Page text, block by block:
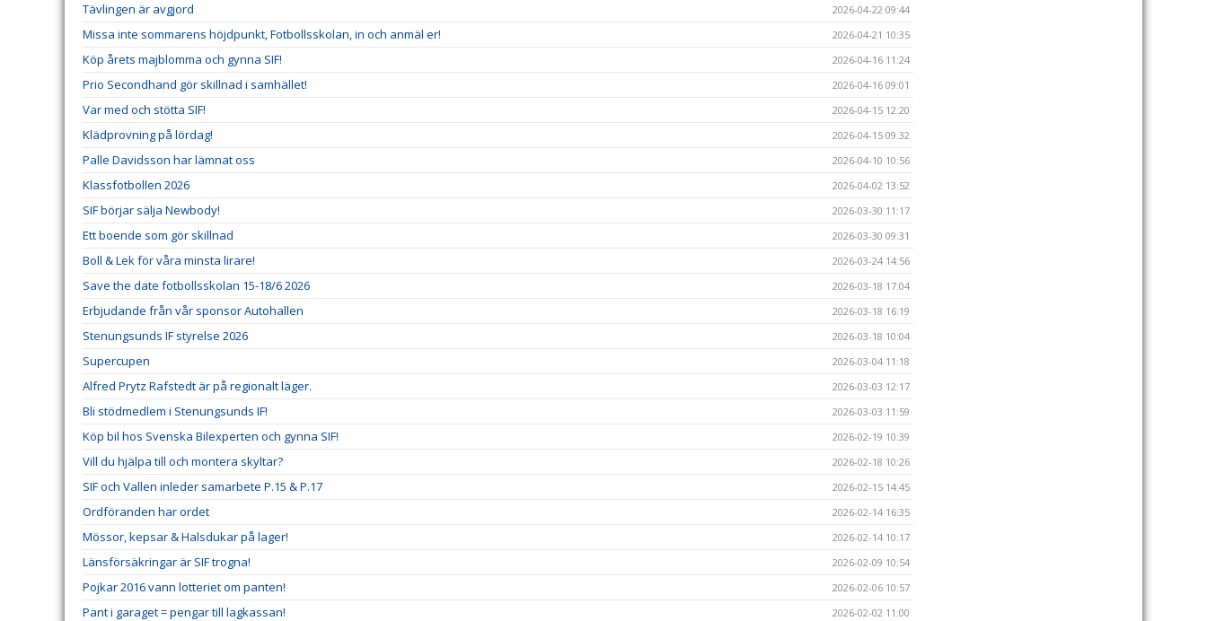
Tävlingen är avgjord 2026-04-22 09:44
Missa inte sommarens höjdpunkt, Fotbollsskolan, in och anmäl er! 2026-04-21 10:35
Köp årets majblomma och gynna SIF! 2026-04-16 11:24
Prio Secondhand gör skillnad i samhället! 2026-04-16 09:01
Var med och stötta SIF! 2026-04-15 12:20
Klädprovning på lördag! 2026-04-15 09:32
Palle Davidsson har lämnat oss 2026-04-10 10:56
Klassfotbollen 2026 2026-04-02 13:52
SIF börjar sälja Newbody! 2026-03-30 11:17
Ett boende som gör skillnad 2026-03-30 09:31
Boll & Lek för våra minsta lirare! 2026-03-24 14:56
Save the date fotbollsskolan 15-18/6 2026 2026-03-18 17:04
Erbjudande från vår sponsor Autohallen 2026-03-18 16:19
Stenungsunds IF styrelse 2026 2026-03-18 10:04
Supercupen 2026-03-04 11:18
Alfred Prytz Rafstedt är på regionalt läger. 2026-03-03 12:17
Bli stödmedlem i Stenungsunds IF! 2026-03-03 11:59
Köp bil hos Svenska Bilexperten och gynna SIF! 2026-02-19 10:39
Vill du hjälpa till och montera skyltar? 2026-02-18 10:26
SIF och Vallen inleder samarbete P.15 & P.17 2026-02-15 14:45
Ordföranden har ordet 2026-02-14 16:35
Mössor, kepsar & Halsdukar på lager! 2026-02-14 10:17
Länsförsäkringar är SIF trogna! 2026-02-09 10:54
Pojkar 2016 vann lotteriet om panten! 2026-02-06 10:57
Pant i garaget = pengar till lagkassan! 2026-02-02 11:00